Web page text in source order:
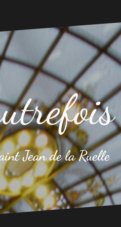
Jean de la Ruelle